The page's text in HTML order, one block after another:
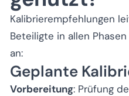
Kalibrierempfehlungen
Beteiligte in allen
an:
Geplante
Vorbereitung: Prüfung